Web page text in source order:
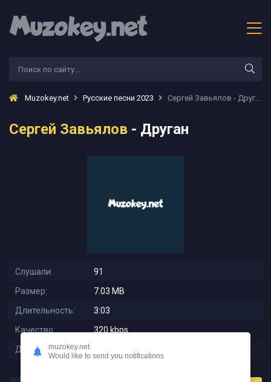
Muzokey.net Русские песни 2023 Сергей Завьялов - Друган
Сергей Завьялов - Друган
Слушали:
91
Размер:
7.03 MB
Длительность:
3:03
Качество:
320 kbps
Дата релиза:muzokey.net
Would like to send you notifications